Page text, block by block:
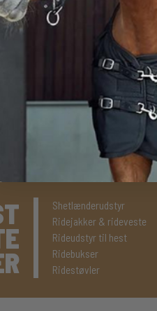
Shetlænderudstyr
Ridejakker & rideveste
Rideudstyr til hest
Ridebukser
Ridestøvler